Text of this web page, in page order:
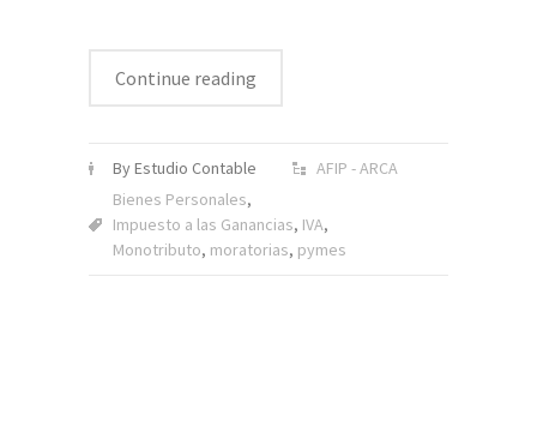
Continue reading
By Estudio Contable
AFIP - ARCA
Bienes Personales,
Impuesto a las Ganancias, IVA,
Monotributo, moratorias, pymes